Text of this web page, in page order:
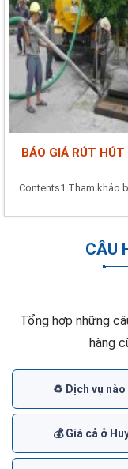
BÁO GIÁ RÚT
Contents1 Tham khảo
CÂU
Tổng hợp những
hàng
♻️ Dịch vụ nào
💰 Giá cả ở